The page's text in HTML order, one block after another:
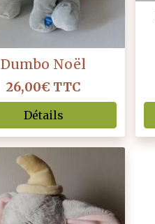
Dumbo Noël
26,00€ TTC
Détails